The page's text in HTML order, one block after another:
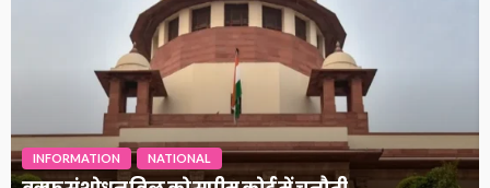
INFORMATION INSPIRATIONAL NATIONAL
जानिये क्यों मनोज कुमार को कहा जाता था भारत कुमार